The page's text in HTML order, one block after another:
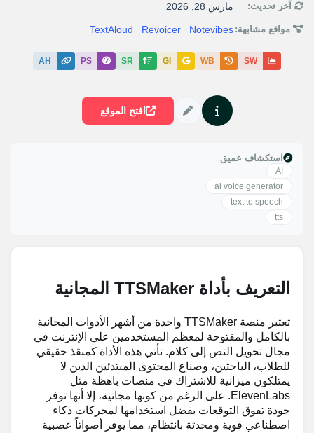
آخر تحديث: مارس 28, 2026
مواقع مشابهة: TextAloud Revoicer Notevibes
SW
WB
GI
SR
PS
AH
افتح الموقع
استكشاف عميق
AI
ai voice generator
text to speech
tts
التعريف بأداة TTSMaker المجانية
تعتبر منصة TTSMaker واحدة من أشهر الأدوات المجانية
بالكامل والمفتوحة لمعظم المستخدمين على الإنترنت في
مجال تحويل النص إلى كلام. تأتي هذه الأداة كمنقذ حقيقي
للطلاب، الباحثين، وصناع المحتوى المبتدئين الذين لا
يمتلكون ميزانية للاشتراك في منصات باهظة مثل
ElevenLabs. على الرغم من كونها مجانية، إلا أنها توفر
جودة تفوق التوقعات بفضل استخدامها لمحركات ذكاء
اصطناعي قوية ومحدثة بانتظام، مما يوفر أصواتاً عصبية